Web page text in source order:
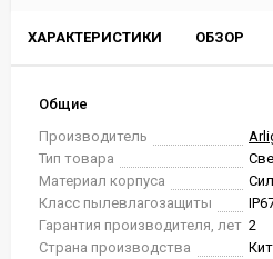
ХАРАКТЕРИСТИКИ ОБЗОР
Общие
Производитель
Тип товара
Материал корпуса
Класс пылевлагозащиты
Гарантия производителя, лет 2
Страна производства